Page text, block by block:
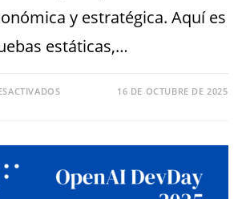
y estratégica. Aquí es
estáticas,…
16 DE OCTUBRE DE 2025